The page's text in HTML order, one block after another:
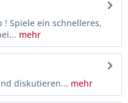
! Spiele ein schnelleres,
mehr
diskutieren... mehr